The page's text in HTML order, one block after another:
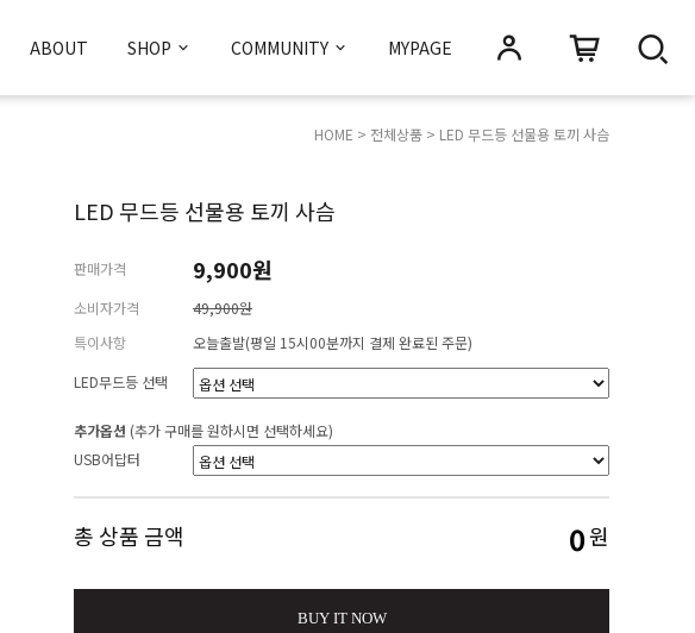
ABOUT SHOP COMMUNITY MYPAGE
HOME > 전체상품 > LED 무드등 선물용 토끼 사슴
LED 무드등 선물용 토끼 사슴
판매가격 9,900원
소비자가격
49,900원
특이사항
오늘출발(평일 15시00분까지 결제 완료된 주문)
LED무드등 선택
추가옵션 (추가 구매를 원하시면 선택하세요)
USB어답터
총 상품 금액 0원
BUY IT NOW